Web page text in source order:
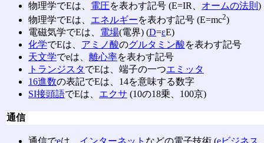
物理学でEは、 電圧を表わす記号 (E=IR、 オームの法則 )
物理学でEは、 エネルギーを表わす記号 (E=mc2)
電磁気学でEは、 電場(電界) (D=εE)
化学でEは、 アミノ酸のグルタミン酸を表わす記号
天文学でeは、 離心率を表わす記号
トランジスタでEは、端子の一つエミッタ
16進数の表記でEは、14を意味する数字
SI接頭語でEは、 エクサ (10の18乗、100京)
通信